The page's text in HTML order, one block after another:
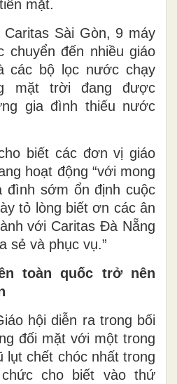
mặt.
Sài Gòn, 9 máy
chuyển đến nhiều giáo
các bộ lọc nước chạy
mặt trời đang được
gia đình thiếu nước
biết các đơn vị giáo
hoạt động “với mong
đình sớm ổn định cuộc
tỏ lòng biết ơn các ân
với Caritas Đà Nẵng
sẻ và phục vụ.”
toàn quốc trở nên
hội diễn ra trong bối
đối mặt với một trong
lụt chết chóc nhất trong
cho biết vào thứ